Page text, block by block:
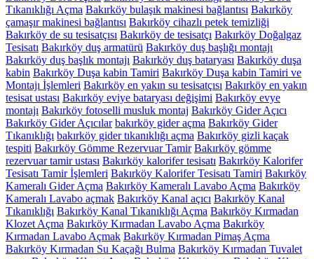
Tıkanıklığı Açma Bakırköy bulaşık makinesi bağlantısı Bakırköy
çamaşır makinesi bağlantısı Bakırköy cihazlı petek temizliği
Bakırköy de su tesisatçısı Bakırköy de tesisatçı Bakırköy Doğalgaz
Tesisatı Bakırköy duş armatürü Bakırköy duş başlığı montajı
Bakırköy duş başlık montajı Bakırköy duş bataryası Bakırköy duşa
kabin Bakırköy Duşa kabin Tamiri Bakırköy Duşa kabin Tamiri ve
Montajı İşlemleri Bakırköy en yakın su tesisatçısı Bakırköy en yakın
tesisat ustası Bakırköy eviye bataryası değişimi Bakırköy evye
montajı Bakırköy fotoselli musluk montaj Bakırköy Gider Açıcı
Bakırköy Gider Açıcılar bakırköy gider açma Bakırköy Gider
Tıkanıklığı bakırköy gider tıkanıklığı açma Bakırköy gizli kaçak
tespiti Bakırköy Gömme Rezervuar Tamir Bakırköy gömme
rezervuar tamir ustası Bakırköy kalorifer tesisatı Bakırköy Kalorifer
Tesisatı Tamir İşlemleri Bakırköy Kalorifer Tesisatı Tamiri Bakırköy
Kameralı Gider Açma Bakırköy Kameralı Lavabo Açma Bakırköy
Kameralı Lavabo açmak Bakırköy Kanal açıcı Bakırköy Kanal
Tıkanıklığı Bakırköy Kanal Tıkanıklığı Açma Bakırköy Kırmadan
Klozet Açma Bakırköy Kırmadan Lavabo Açma Bakırköy
Kırmadan Lavabo Açmak Bakırköy Kırmadan Pimaş Açma
Bakırköy Kırmadan Su Kaçağı Bulma Bakırköy Kırmadan Tuvalet